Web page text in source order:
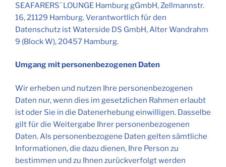
SEAFARERS´ LOUNGE Hamburg gGmbH, Zellmannstr.
16, 21129 Hamburg. Verantwortlich für den
Datenschutz ist Waterside DS GmbH, Alter Wandrahm
9 (Block W), 20457 Hamburg.
Umgang mit personenbezogenen Daten
Wir erheben und nutzen Ihre personenbezogenen
Daten nur, wenn dies im gesetzlichen Rahmen erlaubt
ist oder Sie in die Datenerhebung einwilligen. Dasselbe
gilt für die Weitergabe Ihrer personenbezogenen
Daten. Als personenbezogene Daten gelten sämtliche
Informationen, die dazu dienen, Ihre Person zu
bestimmen und zu Ihnen zurückverfolgt werden